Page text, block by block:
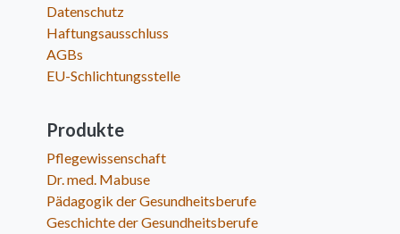
Datenschutz
Haftungsausschluss
AGBs
EU-Schlichtungsstelle
Produkte
Pflegewissenschaft
Dr. med. Mabuse
Pädagogik der Gesundheitsberufe
Geschichte der Gesundheitsberufe